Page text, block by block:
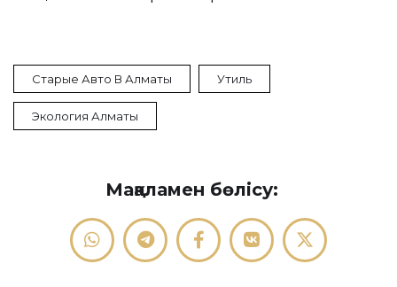
Старые Авто В Алматы Утиль
Экология Алматы
Мақаламен бөлісу: